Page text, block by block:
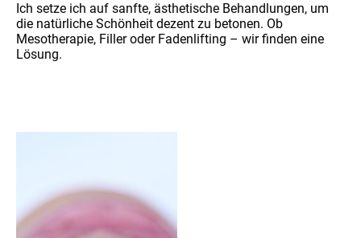
Ich setze ich auf sanfte, ästhetische Behandlungen, um
die natürliche Schönheit dezent zu betonen. Ob
Mesotherapie, Filler oder Fadenlifting – wir finden eine
Lösung.